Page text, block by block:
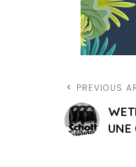
PREVIOUS
UNE